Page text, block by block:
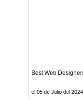
Best Web
el 05 de Julio del 2024